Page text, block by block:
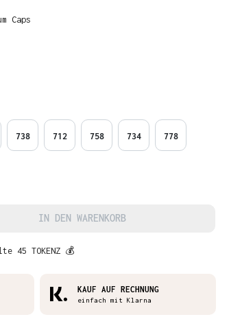
Caps
738 712 758 734 778
den gewünschten Wert
IN DEN WARENKORB
45 TOKENZ 💰
KAUF AUF RECHNUNG
einfach mit Klarna